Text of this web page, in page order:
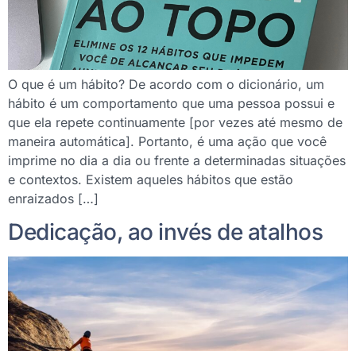
O que é um hábito? De acordo com o dicionário, um
hábito é um comportamento que uma pessoa possui e
que ela repete continuamente [por vezes até mesmo de
maneira automática]. Portanto, é uma ação que você
imprime no dia a dia ou frente a determinadas situações
e contextos. Existem aqueles hábitos que estão
enraizados […]
Dedicação, ao invés de atalhos